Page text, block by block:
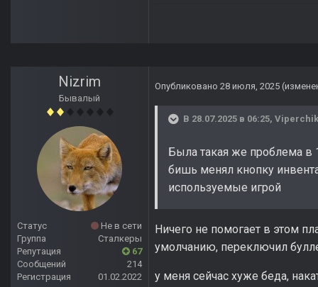
Nizrim
Бывалый
Статус
Не в сети
Группа
Сталкеры
Репутация
67
Сообщений
214
Регистрация
01.02.2022
Опубликовано 28 июля, 2025
В 28.07.2025 в 06:25, Viperchik
Была такая же проблема в
бишь менял кнопку
используемые игрой
Ничего не помогает в этом
умолчанию, переключил
у меня сейчас хуже беда,